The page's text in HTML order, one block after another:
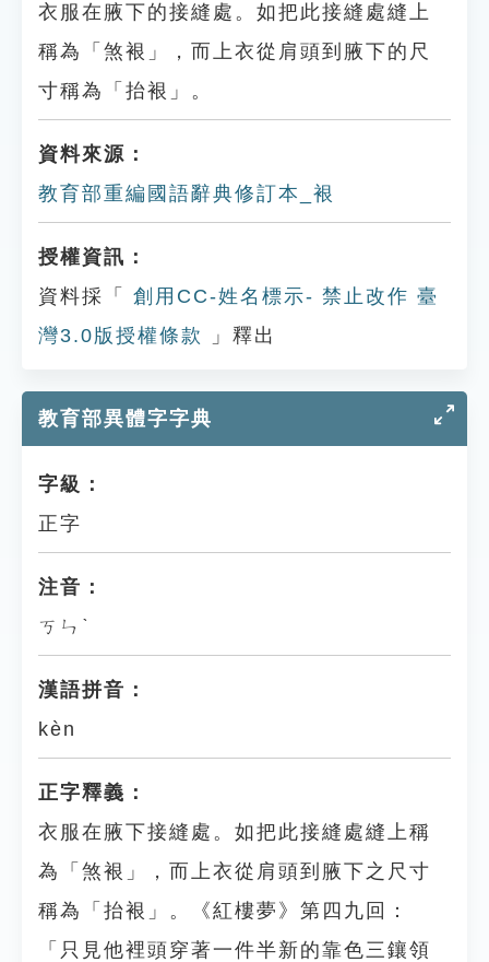
衣服在腋下的接縫處。如把此接縫處縫上
稱為「煞裉」，而上衣從肩頭到腋下的尺
寸稱為「抬裉」。
資料來源：
教育部重編國語辭典修訂本_裉
授權資訊：
資料採「
創用CC-姓名標示- 禁止改作 臺
灣3.0版授權條款
」釋出
教育部異體字字典
字級：
正字
注音：
ㄎㄣˋ
漢語拼音：
kèn
正字釋義：
衣服在腋下接縫處。如把此接縫處縫上稱
為「煞裉」，而上衣從肩頭到腋下之尺寸
稱為「抬裉」。《紅樓夢》第四九回：
「只見他裡頭穿著一件半新的靠色三鑲領